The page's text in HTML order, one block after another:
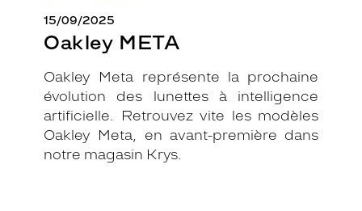
15/09/2025
Oakley META
Oakley Meta représente la prochaine
évolution des lunettes à intelligence
artificielle. Retrouvez vite les modèles
Oakley Meta, en avant-première dans
notre magasin Krys.